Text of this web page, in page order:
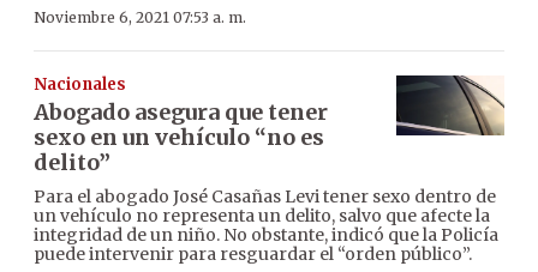
Noviembre 6, 2021 07:53 a. m.
Nacionales
Abogado asegura que tener
sexo en un vehículo “no es
delito”
Para el abogado José Casañas Levi tener sexo dentro de
un vehículo no representa un delito, salvo que afecte la
integridad de un niño. No obstante, indicó que la Policía
puede intervenir para resguardar el “orden público”.